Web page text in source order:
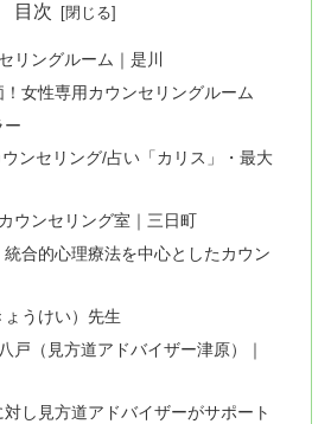
目次
リングルーム｜是川
女性専用カウンセリングルーム
ー
ンセリング/占い「カリス」・最大
ウンセリング室｜三日町
合的心理療法を中心としたカウン
うけい）先生
戸（見方道アドバイザー津原）｜
し見方道アドバイザーがサポート